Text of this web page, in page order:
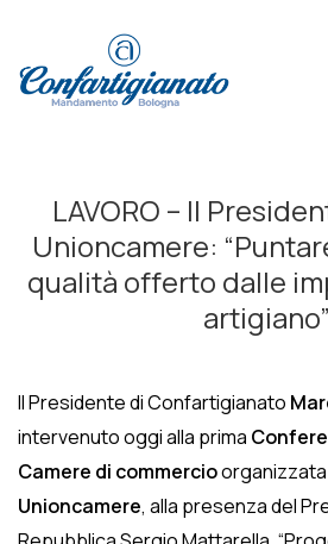
Principale
LAVORO – Il
Unioncamere:
qualità offerto dalle
artigiano”
Il Presidente di Confartigianato
intervenuto oggi alla prima
Camere di commercioorganizzata
Unioncamere, alla presenza del